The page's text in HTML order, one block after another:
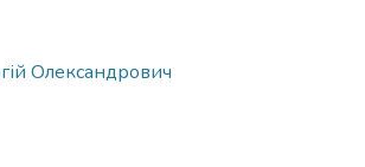
Олександрович